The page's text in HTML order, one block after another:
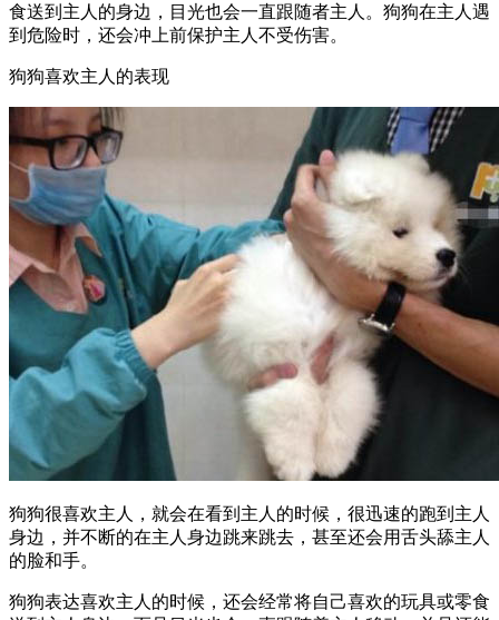
食送到主人的身边，目光也会一直跟随者主人。狗狗在主人遇
到危险时，还会冲上前保护主人不受伤害。
狗狗喜欢主人的表现
狗狗很喜欢主人，就会在看到主人的时候，很迅速的跑到主人
身边，并不断的在主人身边跳来跳去，甚至还会用舌头舔主人
的脸和手。
狗狗表达喜欢主人的时候，还会经常将自己喜欢的玩具或零食